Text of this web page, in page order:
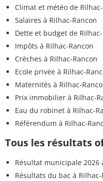
Climat et météo de
Salaires à Rilhac-Rancon
Dette et budget de
Impôts à Rilhac-Rancon
Crèches à Rilhac-Rancon
Ecole privée à Rilhac-
Maternités à Rilhac-
Prix immobilier à Rilhac-
Eau du robinet à Rilhac-
Référendum à Rilhac-
Tous les résultats
Résultat municipale 2026
Résultats du bac à Rilhac-